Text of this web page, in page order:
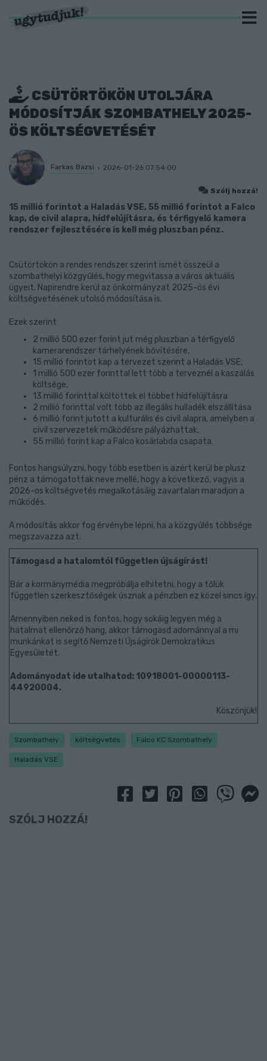
CSÜTÖRTÖKÖN UTOLJÁRA
MÓDOSÍTJÁK SZOMBATHELY 2025-
ÖS KÖLTSÉGVETÉSÉT
Farkas Bazsi 2026-01-26 07:54:00
Szólj hozzá!
15 millió forintot a Haladás VSE, 55 millió forintot a Falco
kap, de civil alapra, hídfelújításra, és térfigyelő kamera
rendszer fejlesztésére is kell még pluszban pénz.
Csütörtökön a rendes rendszer szerint ismét összeül a
szombathelyi közgyűlés, hogy megvitassa a város aktuális
ügyeit. Napirendre kerül az önkormányzat 2025-ös évi
költségvetésének utolsó módosítása is.
Ezek szerint
2 millió 500 ezer forint jut még pluszban a térfigyelő
kamerarendszer tárhelyének bővítésére,
15 millió forintot kap a tervezet szerint a Haladás VSE,
1 millió 500 ezer forinttal lett több a terveznél a kaszálás
költsége,
13 millió forinttal költöttek el többet hídfelújításra
2 millió forinttal volt több az illegális hulladék elszállítása
6 millió forint jutott a kulturális és civil alapra, amelyben a
civil szervezetek működésre pályázhattak,
55 millió forint kap a Falco kosárlabda csapata.
Fontos hangsúlyzni, hogy több esetben is azért kerül be plusz
pénz a támogatottak neve mellé, hogy a következő, vagyis a
2026-os költségvetés megalkotásáig zavartalan maradjon a
működés.
A módosítás akkor fog érvénybe lépni, ha a közgyűlés többsége
megszavazza azt.
Támogasd a hatalomtól független újságírást!
Bár a kormánymédia megpróbálja elhitetni, hogy a tőlük
független szerkesztőségek úsznak a pénzben ez közel sincs így.
Amennyiben neked is fontos, hogy sokáig legyen még a
hatalmat ellenőrző hang, akkor támogasd adománnyal a mi
munkánkat is segítő Nemzeti Újságírók Demokratikus
Egyesületét.
Adományodat ide utalhatod: 10918001-00000113-
44920004.
Köszönjük!
Szombathely költségvetés Falco KC Szombathely
Haladás VSE
SZÓLJ HOZZÁ!